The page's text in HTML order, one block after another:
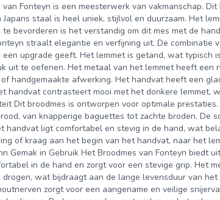
Fonteyn is een meesterwerk van vakmanschap.
staal is heel uniek, stijlvol en duurzaam. Het
bevorderen is het verstandig om dit mes met de
straalt elegantie en verfijning uit. De combinatie
upgrade geeft. Het lemmet is getand, wat typisch
uit te oefenen. Het metaal van het lemmet heeft een
handgemaakte afwerking. Het handvat heeft een
handvat contrasteert mooi met het donkere lemmet,
Dit broodmes is ontworpen voor optimale
van knapperige baguettes tot zachte broden. De
handvat ligt comfortabel en stevig in de hand, wat
of kraag aan het begin van het handvat, naar het
Gemak in Gebruik Het Broodmes van Fonteyn biedt
in de hand en zorgt voor een stevige grip. Het
wat bijdraagt aan de lange levensduur van het
zorgt voor een aangename en veilige